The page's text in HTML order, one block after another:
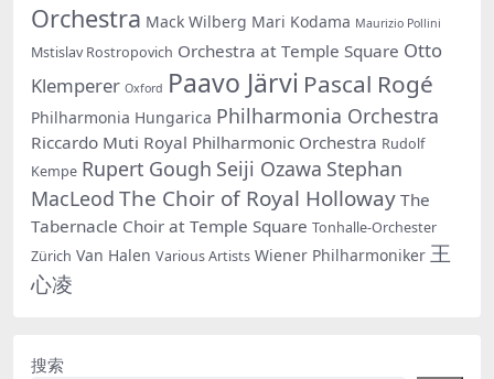
Orchestra Mack Wilberg Mari Kodama Maurizio Pollini
Mstislav Rostropovich Orchestra at Temple Square Otto
Klemperer Oxford Paavo Järvi Pascal Rogé
Philharmonia Hungarica Philharmonia Orchestra
Riccardo Muti Royal Philharmonic Orchestra Rudolf
Kempe Rupert Gough Seiji Ozawa Stephan
MacLeod The Choir of Royal Holloway The
Tabernacle Choir at Temple Square Tonhalle-Orchester
Zürich Van Halen Various Artists Wiener Philharmoniker 王
心凌
搜索